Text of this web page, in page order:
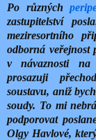
Po různých
zastupitelství
meziresortního
odborná veřejnost
v návaznosti na
prosazuji
soustavu, aniž
soudy. To mi
podporovat
Olgy Havlové,